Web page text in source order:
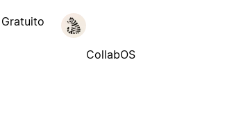
Gratuito
CollabOS